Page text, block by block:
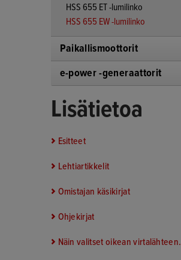
HSS 655 ET -lumilinko
HSS 655 EW -lumilinko
Paikallismoottorit
e-power -generaattorit
Lisätietoa
Esitteet
Lehtiartikkelit
Omistajan käsikirjat
Ohjekirjat
Näin valitset oikean virtalähteen.